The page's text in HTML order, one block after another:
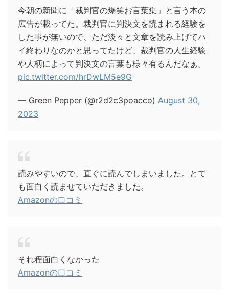
今朝の新聞に「裁判官の爆笑お言葉集」と言う本の
広告が載ってた。裁判官に判決文を読まれる経験を
した事が無いので、ただ淡々と文章を読み上げてハ
イ終わりなのかと思ってたけど、裁判官の人生経験
や人柄によって判決文の言葉も様々有るんだなぁ。
pic.twitter.com/hrDwLM5e9G
— Green Pepper (@r2d2c3poacco) August 30,
2023
読みやすいので、直ぐに読んでしまいました。とて
も面白く読ませていただきました。
Amazonの口コミ
それ程面白くなかった
Amazonの口コミ